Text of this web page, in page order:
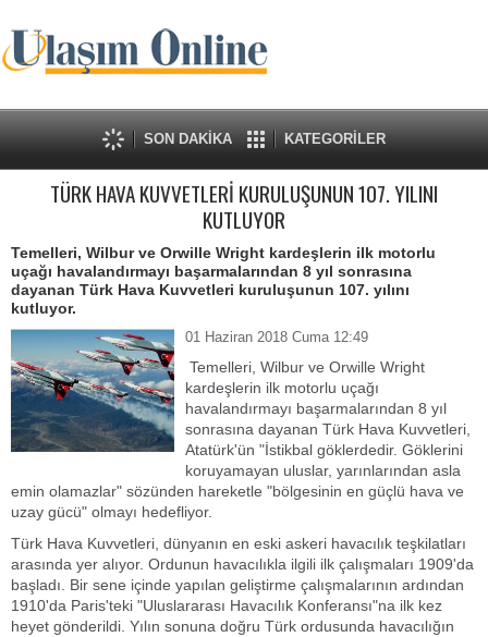
SON DAKİKA KATEGORİLER
TÜRK HAVA KUVVETLERİ KURULUŞUNUN 107. YILINI
KUTLUYOR
Temelleri, Wilbur ve Orwille Wright kardeşlerin ilk motorlu
uçağı havalandırmayı başarmalarından 8 yıl sonrasına
dayanan Türk Hava Kuvvetleri kuruluşunun 107. yılını
kutluyor.
01 Haziran 2018 Cuma 12:49
Temelleri, Wilbur ve Orwille Wright
kardeşlerin ilk motorlu uçağı
havalandırmayı başarmalarından 8 yıl
sonrasına dayanan Türk Hava Kuvvetleri,
Atatürk'ün "İstikbal göklerdedir. Göklerini
koruyamayan uluslar, yarınlarından asla
emin olamazlar" sözünden hareketle "bölgesinin en güçlü hava ve
uzay gücü" olmayı hedefliyor.
Türk Hava Kuvvetleri, dünyanın en eski askeri havacılık teşkilatları
arasında yer alıyor. Ordunun havacılıkla ilgili ilk çalışmaları 1909'da
başladı. Bir sene içinde yapılan geliştirme çalışmalarının ardından
1910'da Paris'teki "Uluslararası Havacılık Konferansı"na ilk kez
heyet gönderildi. Yılın sonuna doğru Türk ordusunda havacılığın